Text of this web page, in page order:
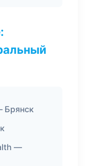
Брянск
—